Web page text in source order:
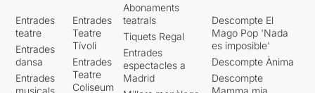
Entrades
teatre
Entrades
dansa
Entrades
musicals
Entrades
Teatre
Tívoli
Entrades
Teatre
Coliseum
Abonaments
teatrals
Tiquets Regal
Entrades
espectacles a
Madrid
Descompte El
Mago Pop 'Nada
es imposible'
Descompte Ànima
Descompte
Mamma mia